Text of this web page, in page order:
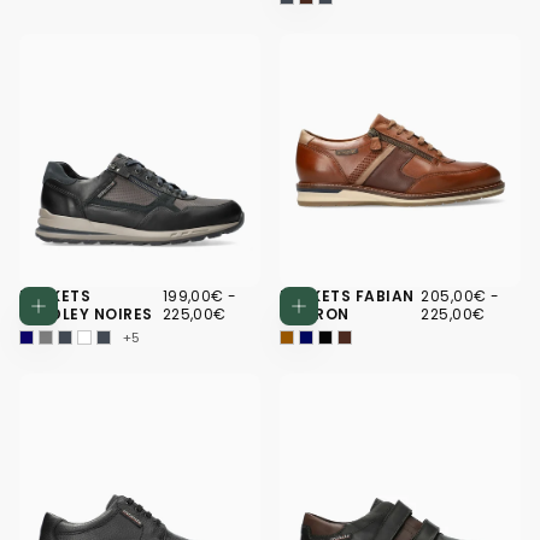
Choisissez des options
BASKETS
BRADLEY NOIRES
199,00€
PRIX
MINIMUM
199,00€ -
MAXIMUM
225,00€
+5
Choisissez
BASKETS FABIAN
MARRON
205,00€
PRIX
MINIMUM
205,00€ -
225,00€